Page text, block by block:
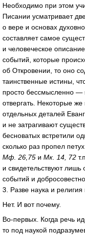
Необходимо при этом
Писании усматривает
о вере и основах
составляет самое
и человеческое
событий, которые
об Откровении, то оно
таинственные истины,
просто бессмысленно
отвергать. Некоторые
отдельных деталей
и не затрагивают
бесноватых встретили
сколько раз пропел
Мф. 26,75 и Мк. 14, 72
и свидетельствуют
событий и
3. Разве наука и
Нет. И вот почему.
Во-первых . Когда речь
то под наукой